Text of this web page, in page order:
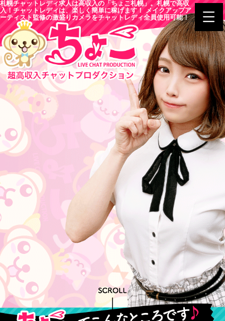
札幌チャットレディ求人は高収入の「ちょこ札幌」。札幌で高収
入！チャットレディは、楽しく簡単に稼げます！ メイクアップア
ーティスト監修の激盛りカメラをチャットレディ全員使用可能！